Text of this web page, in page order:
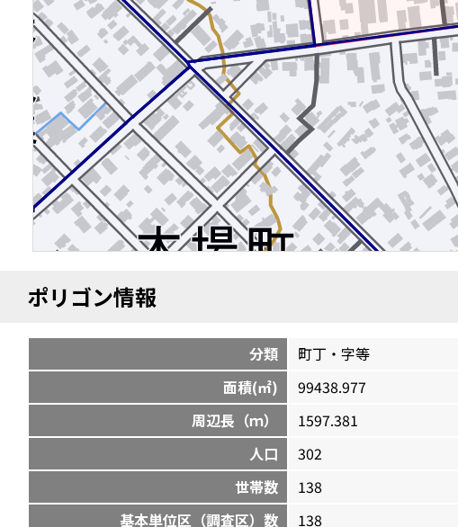
ポリゴン情報
分類
町丁・字等
面積(㎡)
99438.977
周辺長（ｍ）
1597.381
人口
302
世帯数
138
基本単位区（調査区）数
138